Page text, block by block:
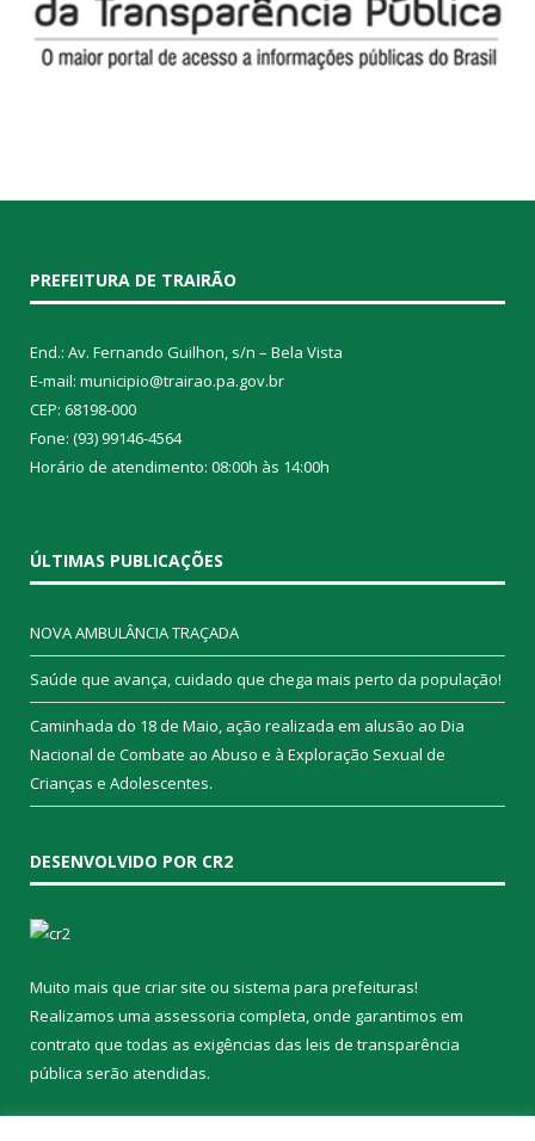
PREFEITURA DE TRAIRÃO
End.: Av. Fernando Guilhon, s/n – Bela Vista
E-mail: municipio@trairao.pa.gov.br
CEP: 68198-000
Fone: (93) 99146-4564
Horário de atendimento: 08:00h às 14:00h
ÚLTIMAS PUBLICAÇÕES
NOVA AMBULÂNCIA TRAÇADA
Saúde que avança, cuidado que chega mais perto da população!
Caminhada do 18 de Maio, ação realizada em alusão ao Dia
Nacional de Combate ao Abuso e à Exploração Sexual de
Crianças e Adolescentes.
DESENVOLVIDO POR CR2
Muito mais que criar site ou sistema para prefeituras!
Realizamos uma assessoria completa, onde garantimos em
contrato que todas as exigências das leis de transparência
pública serão atendidas.